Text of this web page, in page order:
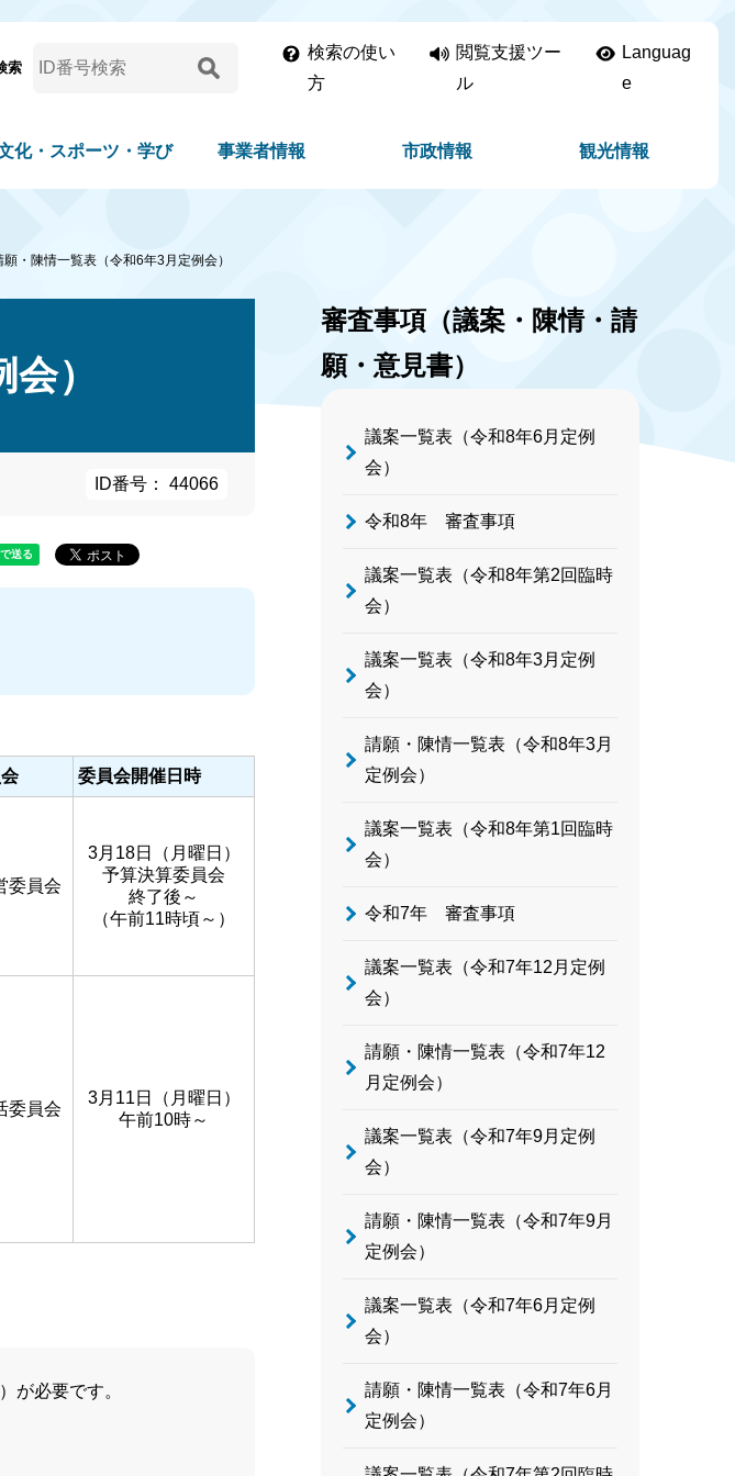
索
検索の使い
方
閲覧支援ツー
ル
Languag
e
化・スポーツ・学び 事業者情報 市政情報 観光情報
願・陳情一覧表（令和6年3月定例会）
）
ID番号： 44066
委員会開催日時
委員会
3月18日（月曜日）
予算決算委員会
終了後～
（午前11時頃～）
委員会
3月11日（月曜日）
午前10時～
が必要です。
審査事項（議案・陳情・請
願・意見書）
議案一覧表（令和8年6月定例
会）
令和8年 審査事項
議案一覧表（令和8年第2回臨時
会）
議案一覧表（令和8年3月定例
会）
請願・陳情一覧表（令和8年3月
定例会）
議案一覧表（令和8年第1回臨時
会）
令和7年 審査事項
議案一覧表（令和7年12月定例
会）
請願・陳情一覧表（令和7年12
月定例会）
議案一覧表（令和7年9月定例
会）
請願・陳情一覧表（令和7年9月
定例会）
議案一覧表（令和7年6月定例
会）
請願・陳情一覧表（令和7年6月
定例会）